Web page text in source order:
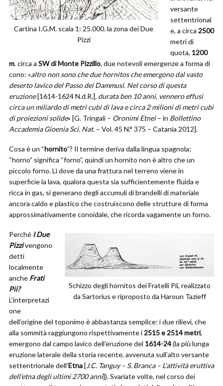
Cartina I.G.M. scala 1: 25.000. la zona dei Due
Pizzi
versante
settentrional
e, a circa 2500
metri di
quota, 1200
m. circa a SW di Monte Pizzillo, due notevoli emergenze a forma di
cono: «altro non sono che due hornitos che emergono dal vasto
deserto lavico del Passo dei Dammusi. Nel corso di questa
eruzione[1614-1624 N.d.R.], durata ben 10 anni, vennero effusi
circa un miliardo di metri cubi di lava e circa 2 milioni di metri cubi
di proiezioni solide» [G. Tringali – Oronimi Etnei– in Bollettino
Accademia Gioenia Sci. Nat. – Vol. 45 N.° 375 – Catania 2012].
Cosa è un “hornito”? Il termine deriva dalla lingua spagnola;
“horno” significa “forno”, quindi un hornito non è altro che un
piccolo forno. Lì dove da una frattura nel terreno viene in
superficie la lava, qualora questa sia sufficientemente fluida e
ricca in gas, si generano degli accumuli di brandelli di materiale
ancora caldo e plastico che costruiscono delle strutture di forma
approssimativamente conoidale, che ricorda vagamente un forno.
Schizzo degli hornitos dei Fratelli Pii, realizzato
da Sartorius e riproposto da Haroun Tazieff
Perché I Due
Pizzivengono
detti
localmente
anche Frati
Pii?
L’interpretazi
one
dell’origine del toponimo è abbastanza semplice: i due rilievi, che
alla sommità raggiungono rispettivamente i2515 e 2514 metri,
emergono dal campo lavico dell’eruzione del 1614-24(la più lunga
eruzione laterale della storia recente, avvenuta sull’alto versante
settentrionale dell’Etna[J.C. Tanguy – S. Branca – L’attività eruttiva
dell’etna degli ultimi 2700 anni]). Svariate volte, nel corso dei